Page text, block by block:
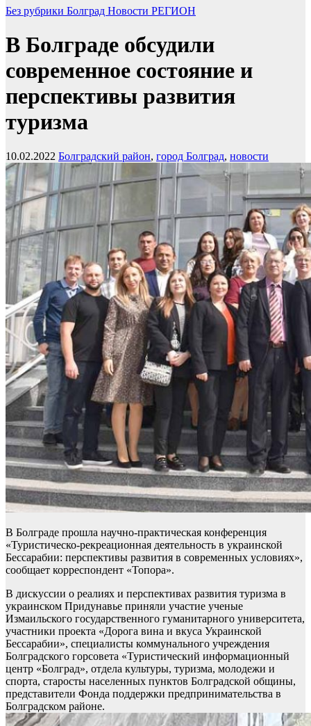
Без рубрики Болград Новости РЕГИОН
В Болграде обсудили
современное состояние и
перспективы развития
туризма
10.02.2022 Болградский район, город Болград, новости
В Болграде прошла научно-практическая конференция
«Туристическо-рекреационная деятельность в украинской
Бессарабии: перспективы развития в современных условиях»,
сообщает корреспондент «Топора».
В дискуссии о реалиях и перспективах развития туризма в
украинском Придунавье приняли участие ученые
Измаильского государственного гуманитарного университета,
участники проекта «Дорога вина и вкуса Украинской
Бессарабии», специалисты коммунального учреждения
Болградского горсовета «Туристический информационный
центр «Болград», отдела культуры, туризма, молодежи и
спорта, старосты населенных пунктов Болградской общины,
представители Фонда поддержки предпринимательства в
Болградском районе.